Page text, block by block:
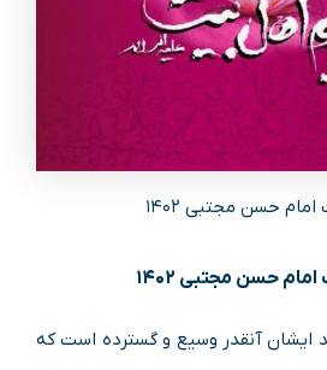
حسن مجتبی ۱۴۰۲
حسن مجتبی ۱۴۰۲
ایشان آنقدر وسیع و گسترده است که